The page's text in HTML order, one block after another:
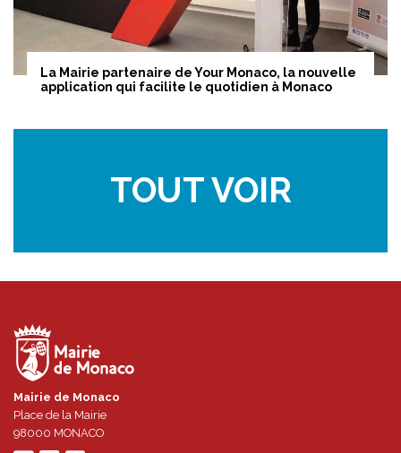
La Mairie partenaire de Your Monaco, la nouvelle
application qui facilite le quotidien à Monaco
TOUT VOIR
Mairie de Monaco
Place de la Mairie
98000 MONACO